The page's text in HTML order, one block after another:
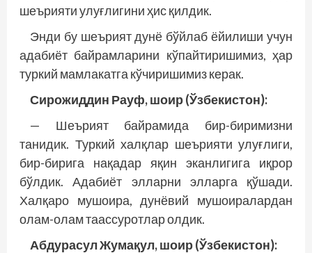
шеърияти улуғлигини ҳис қилдик.
Энди бу шеърият дунё бўйлаб ёйилиши учун
адабиёт байрамларини кўпайтиришимиз, ҳар
туркий мамлакатга кўчиришимиз керак.
Сирожиддин Рауф, шоир (Ўзбекистон):
— Шеърият байрамида бир-биримизни
танидик. Туркий халқлар шеърияти улуғлиги,
бир-бирига нақадар яқин эканлигига иқрор
бўлдик. Адабиёт элларни элларга қўшади.
Халқаро мушоира, дунёвий мушоиралардан
олам-олам таассуротлар олдик.
Абдурасул Жумақул, шоир (Ўзбекис­тон):